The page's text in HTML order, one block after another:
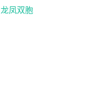
龙凤双胞